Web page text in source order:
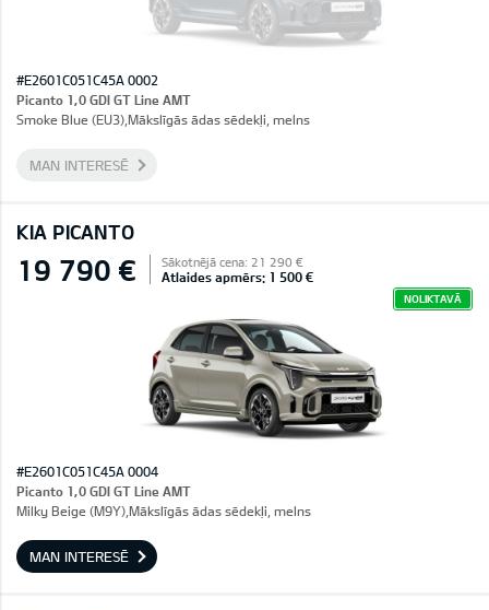
#E2601C051C45A 0002
Picanto 1,0 GDI GT Line AMT
Smoke Blue (EU3),Mākslīgās ādas sēdekļi, melns
MAN INTERESĒ
KIA PICANTO
19 790 € Sākotnējā cena: 21 290 €
Atlaides apmērs: 1 500 €
NOLIKTAVĀ
#E2601C051C45A 0004
Picanto 1,0 GDI GT Line AMT
Milky Beige (M9Y),Mākslīgās ādas sēdekļi, melns
MAN INTERESĒ